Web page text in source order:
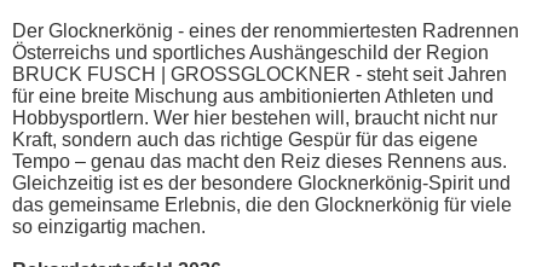
Der Glocknerkönig - eines der renommiertesten Radrennen
Österreichs und sportliches Aushängeschild der Region
BRUCK FUSCH | GROSSGLOCKNER - steht seit Jahren
für eine breite Mischung aus ambitionierten Athleten und
Hobbysportlern. Wer hier bestehen will, braucht nicht nur
Kraft, sondern auch das richtige Gespür für das eigene
Tempo – genau das macht den Reiz dieses Rennens aus.
Gleichzeitig ist es der besondere Glocknerkönig-Spirit und
das gemeinsame Erlebnis, die den Glocknerkönig für viele
so einzigartig machen.